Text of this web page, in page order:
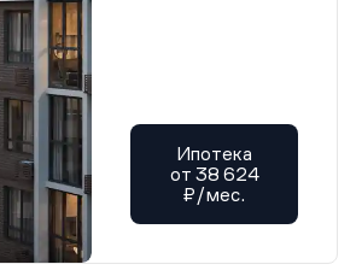
Ипотека
от 38 624
₽/мес.